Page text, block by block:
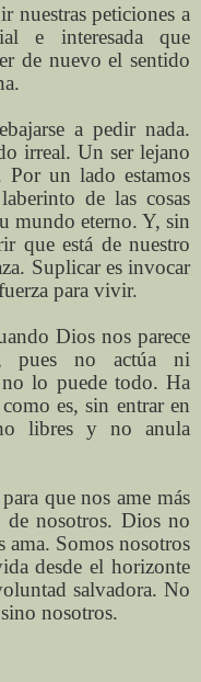
nuestras peticiones a
e interesada que
de nuevo el sentido
a pedir nada.
irreal. Un ser lejano
un lado estamos
de las cosas
mundo eterno. Y, sin
que está de nuestro
Suplicar es invocar
para vivir.
Dios nos parece
pues no actúa ni
lo puede todo. Ha
es, sin entrar en
libres y no anula
que nos ame más
de nosotros. Dios no
ama. Somos nosotros
desde el horizonte
salvadora. No
nosotros.